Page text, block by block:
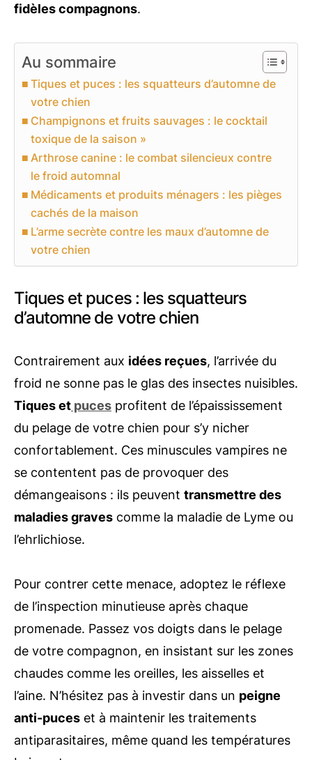
fidèles compagnons.
Au sommaire
Tiques et puces : les squatteurs d’automne de
votre chien
Champignons et fruits sauvages : le cocktail
toxique de la saison »
Arthrose canine : le combat silencieux contre
le froid automnal
Médicaments et produits ménagers : les pièges
cachés de la maison
L’arme secrète contre les maux d’automne de
votre chien
Tiques et puces : les squatteurs
d’automne de votre chien
Contrairement aux idées reçues, l’arrivée du
froid ne sonne pas le glas des insectes nuisibles.
Tiques et puces profitent de l’épaississement
du pelage de votre chien pour s’y nicher
confortablement. Ces minuscules vampires ne
se contentent pas de provoquer des
démangeaisons : ils peuvent transmettre des
maladies graves comme la maladie de Lyme ou
l’ehrlichiose.
Pour contrer cette menace, adoptez le réflexe
de l’inspection minutieuse après chaque
promenade. Passez vos doigts dans le pelage
de votre compagnon, en insistant sur les zones
chaudes comme les oreilles, les aisselles et
l’aine. N’hésitez pas à investir dans un peigne
anti-puces et à maintenir les traitements
antiparasitaires, même quand les températures